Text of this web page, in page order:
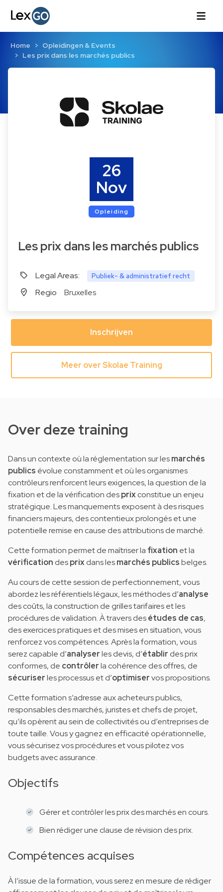
Home
Opleidingen & Events
Les prix dans les marchés publics
Les prix dans les marchés publics
Legal Areas: Publiek- & administratief recht
Regio Bruxelles
26
Nov
Opleiding
Inschrijven
Meer over Skolae Training
Over deze training
Dans un contexte où la réglementation sur lesmarchés
publics évolue constamment et où les organismes
contrôleurs renforcent leurs exigences, la question de la
fixation et de la vérification desprixconstitue un enjeu
stratégique. Les manquements exposent à des risques
financiers majeurs, des contentieux prolongés et une
potentielle remise en cause des attributions de marché.
Cette formation permet de maîtriser la fixation et la
vérification desprixdans lesmarchés publicsbelges.
Au cours de cette session de perfectionnement, vous
abordez les référentiels légaux, les méthodes d’analyse
des coûts, la construction de grilles tarifaires et les
procédures de validation. À travers desétudes de cas,
des exercices pratiques et des mises en situation, vous
renforcez vos compétences. Après la formation, vous
serez capable d’analyserles devis, d’établir des prix
conformes, de contrôlerla cohérence des offres, de
sécuriserles processus et d’optimiservos propositions.
Cette formation s’adresse aux acheteurs publics,
responsables des marchés, juristes et chefs de projet,
qu’ils opèrent au sein de collectivités ou d’entreprises de
toute taille. Vous y gagnez en efficacité opérationnelle,
vous sécurisez vos procédures et vous pilotez vos
budgets avec assurance.
Objectifs
Gérer et contrôler les prix des marchés en cours.
Bien rédiger une clause de révision des prix.
Compétences acquises
À l’issue de la formation, vous serez en mesure de rédiger